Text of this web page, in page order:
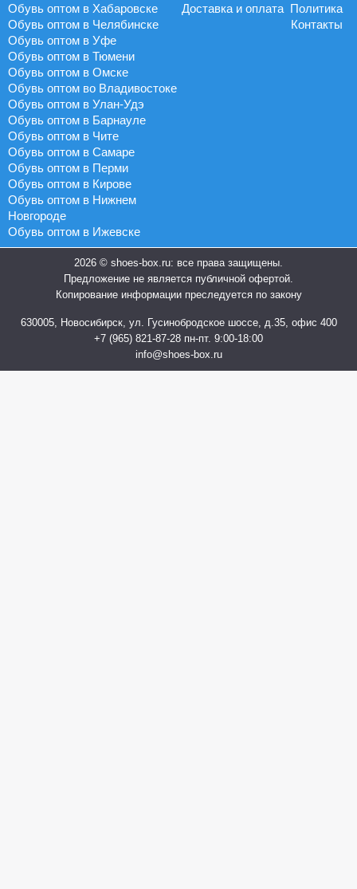
Обувь оптом в Хабаровске
Обувь оптом в Челябинске
Обувь оптом в Уфе
Обувь оптом в Тюмени
Обувь оптом в Омске
Обувь оптом во Владивостоке
Обувь оптом в Улан-Удэ
Обувь оптом в Барнауле
Обувь оптом в Чите
Обувь оптом в Самаре
Обувь оптом в Перми
Обувь оптом в Кирове
Обувь оптом в Нижнем
Новгороде
Обувь оптом в Ижевске
Политика
Доставка и оплата
Контакты
2026 © shoes-box.ru: все права защищены.
Предложение не является публичной офертой.
Копирование информации преследуется по закону
630005, Новосибирск, ул. Гусинобродское шоссе, д.35, офис 400
+7 (965) 821-87-28 пн-пт. 9:00-18:00
info@shoes-box.ru